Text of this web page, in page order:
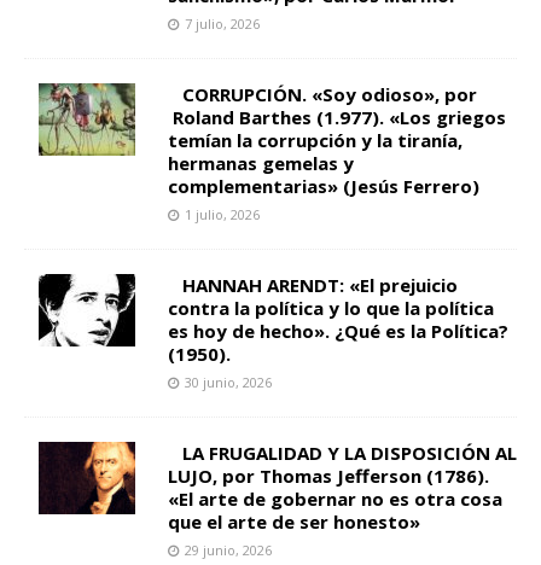
7 julio, 2026
CORRUPCIÓN. «Soy odioso», por
Roland Barthes (1.977). «Los griegos
temían la corrupción y la tiranía,
hermanas gemelas y
complementarias» (Jesús Ferrero)
1 julio, 2026
HANNAH ARENDT: «El prejuicio
contra la política y lo que la política
es hoy de hecho». ¿Qué es la Política?
(1950).
30 junio, 2026
LA FRUGALIDAD Y LA DISPOSICIÓN AL
LUJO, por Thomas Jefferson (1786).
«El arte de gobernar no es otra cosa
que el arte de ser honesto»
29 junio, 2026